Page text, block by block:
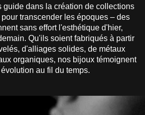
guide dans la création de collections
transcender les époques – des
sans effort l'esthétique d'hier,
Qu'ils soient fabriqués à partir
d'alliages solides, de métaux
organiques, nos bijoux témoignent
au fil du temps.